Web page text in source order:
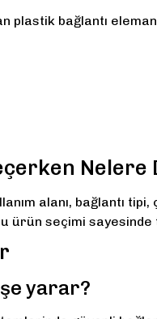
plastik bağlantı
Nelere
alanı, bağlantı
ürün seçimi
yarar?